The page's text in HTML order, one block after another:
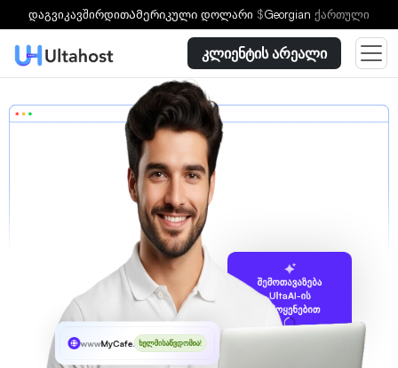
დაგვიკავშირდითᲐმერიკული დოლარი $Georgian ქართული
კლიენტის არეალი
შემოთავაზება
UltaAI-ის
გამოყენებით
wwwMyCafe.ltdხელმისაწვდომია!